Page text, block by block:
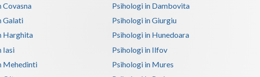
Covasna
Psihologi in Dambovita
Galati
Psihologi in Giurgiu
Harghita
Psihologi in Hunedoara
Iasi
Psihologi in Ilfov
Mehedinti
Psihologi in Mures